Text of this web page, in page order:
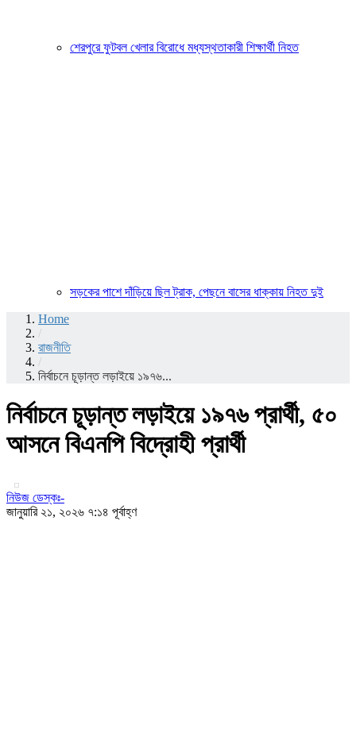
শেরপুরে ফুটবল খেলার বিরোধে মধ্যস্থতাকারী শিক্ষার্থী নিহত
সড়কের পাশে দাঁড়িয়ে ছিল ট্রাক, পেছনে বাসের ধাক্কায় নিহত দুই
Home
/
রাজনীতি
/
নির্বাচনে চূড়ান্ত লড়াইয়ে ১৯৭৬...
নির্বাচনে চূড়ান্ত লড়াইয়ে ১৯৭৬ প্রার্থী, ৫০
আসনে বিএনপি বিদ্রোহী প্রার্থী
নিউজ ডেস্কঃ-
জানুয়ারি ২১, ২০২৬ ৭:১৪ পূর্বাহ্ণ